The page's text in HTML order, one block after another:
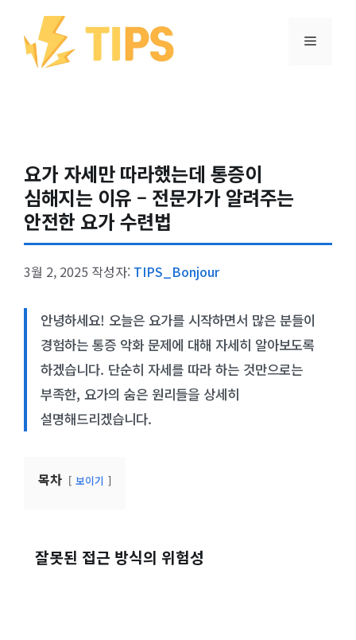
건너뛰기
메뉴
요가 자세만 따라했는데 통증이
심해지는 이유 – 전문가가 알려주는
안전한 요가 수련법
3월 2, 2025 작성자: TIPS_Bonjour
안녕하세요! 오늘은 요가를 시작하면서 많은 분들이
경험하는 통증 악화 문제에 대해 자세히 알아보도록
하겠습니다. 단순히 자세를 따라 하는 것만으로는
부족한, 요가의 숨은 원리들을 상세히
설명해드리겠습니다.
목차 보이기
잘못된 접근 방식의 위험성